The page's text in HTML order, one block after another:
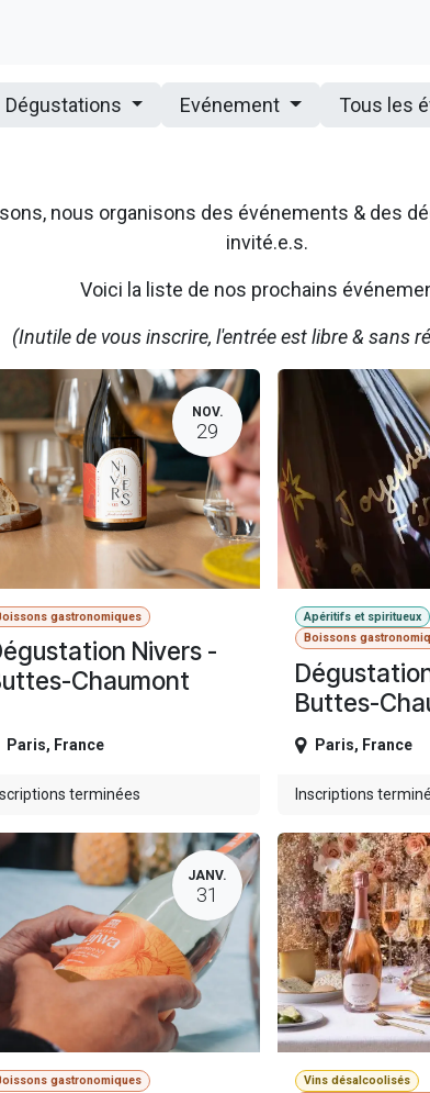
Dégustations Evénement Tous les
nous organisons des événements & des
invité.e.s.
Voici la liste de nos prochains
(Inutile de vous inscrire, l'entrée est libre & sans
NOV.
29
gastronomiques
Nivers -
Chaumont
Paris, France
terminées
Apéritifs et spiritueux
Boissons
Buttes-
Paris, France
Inscriptions
JANV.
31
gastronomiques
Vins désalcoolisés